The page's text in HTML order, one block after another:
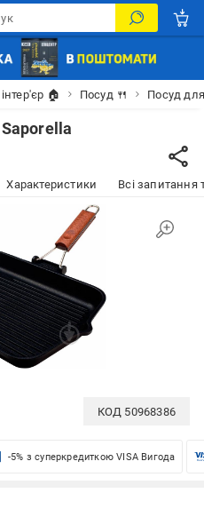
🏠 Посуд 🍴 Посуд
Характеристики Всі запитання
КОД 50968386
-5% з суперкредиткою VISA Вигода